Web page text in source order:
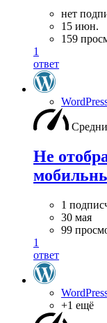
нет
15 июн.
159
1
ответ
Не
1
30 мая
99
1
ответ
+1 ещё